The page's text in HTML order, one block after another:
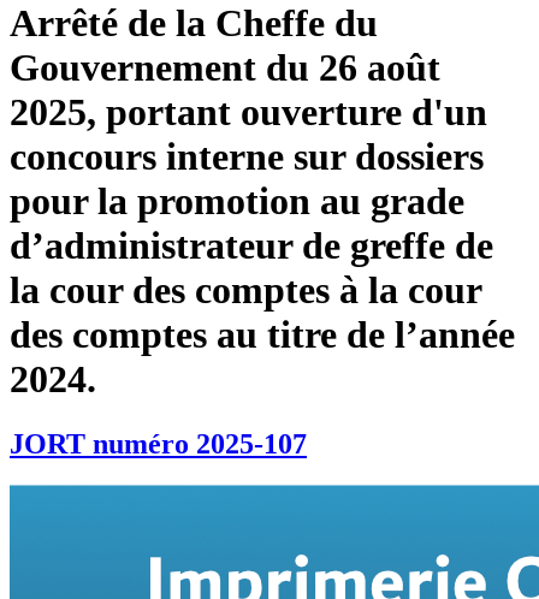
Arrêté de la Cheffe du
Gouvernement du 26 août
2025, portant ouverture d'un
concours interne sur dossiers
pour la promotion au grade
d’administrateur de greffe de
la cour des comptes à la cour
des comptes au titre de l’année
2024.
JORT numéro 2025-107